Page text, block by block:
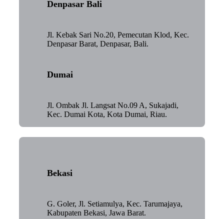
Denpasar Bali
Jl. Kebak Sari No.20, Pemecutan Klod, Kec.
Denpasar Barat, Denpasar, Bali.
Dumai
Jl. Ombak Jl. Langsat No.09 A, Sukajadi,
Kec. Dumai Kota, Kota Dumai, Riau.
Bekasi
G. Goler, Jl. Setiamulya, Kec. Tarumajaya,
Kabupaten Bekasi, Jawa Barat.